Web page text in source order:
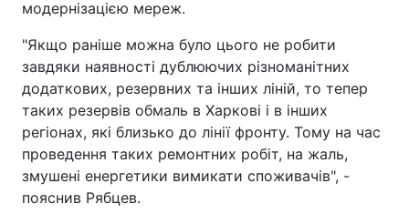
модернізацією мереж.
"Якщо раніше можна було цього не робити
завдяки наявності дублюючих різноманітних
додаткових, резервних та інших ліній, то тепер
таких резервів обмаль в Харкові і в інших
регіонах, які близько до лінії фронту. Тому на час
проведення таких ремонтних робіт, на жаль,
змушені енергетики вимикати споживачів", -
пояснив Рябцев.